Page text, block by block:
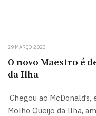
29 MARÇO 2023
O novo Maestro é
da Ilha
Chegou ao
Molho Queijo da Ilha,